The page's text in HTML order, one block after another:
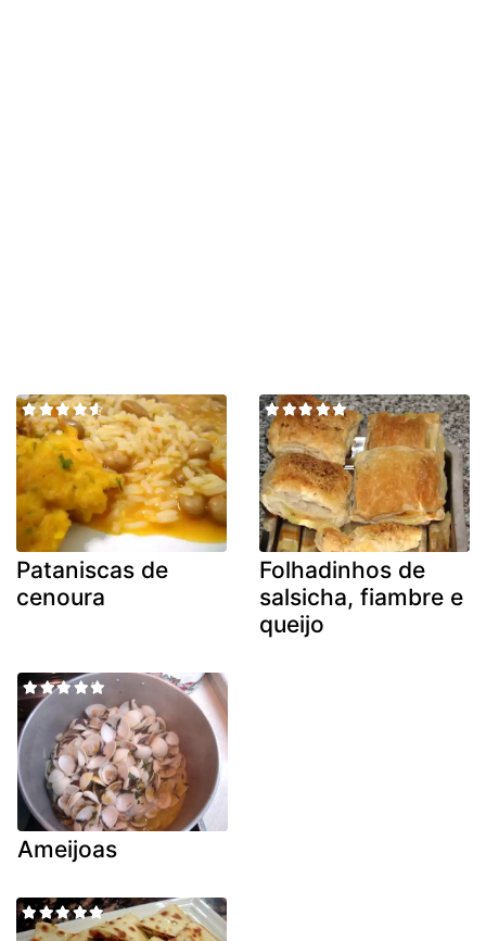
Pataniscas de
cenoura
Folhadinhos de
salsicha, fiambre e
queijo
Ameijoas